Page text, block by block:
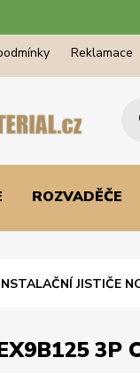
Reklamace
ROZVADĚČE
JISTIČE
3P